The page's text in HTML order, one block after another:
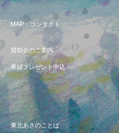
MAP・コンタクト
賛助会のご案内
番組プレゼント申込
東北あさのことば